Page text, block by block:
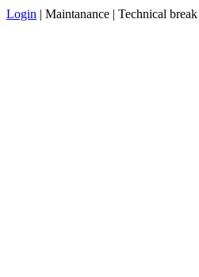
Login | Maintanance | Technical